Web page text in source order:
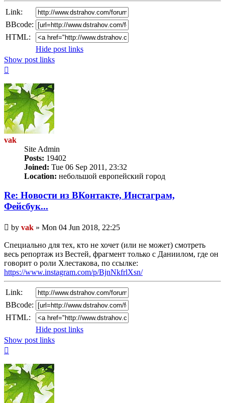
Link:
BBcode:
HTML:
Hide post links
Show post links
vak
Site Admin
Posts: 19402
Joined: Tue 06 Sep 2011, 23:32
Location: небольшой европейский город
Re: Новости из ВКонтакте, Инстаграм,
Фейсбук...
Unread
post
by vak » Mon 04 Jun 2018, 22:25
Специально для тех, кто не хочет (или не может) смотреть
весь репортаж из Вестей, фрагмент только с Даниилом, где он
говорит о роли Хлестакова, по ссылке:
https://www.instagram.com/p/BjnNkfrlXsn/
Link:
BBcode:
HTML:
Hide post links
Show post links